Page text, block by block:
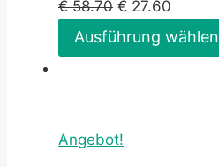
€58.70 € 27.60
Ausführung wählen
Angebot!